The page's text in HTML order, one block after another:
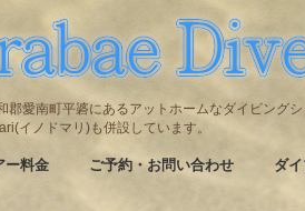
郡愛南町平碆にあるアットホームなダイビング
イノドマリ)も併設しています。
ー料金 ご予約・お問い合わせ ダ